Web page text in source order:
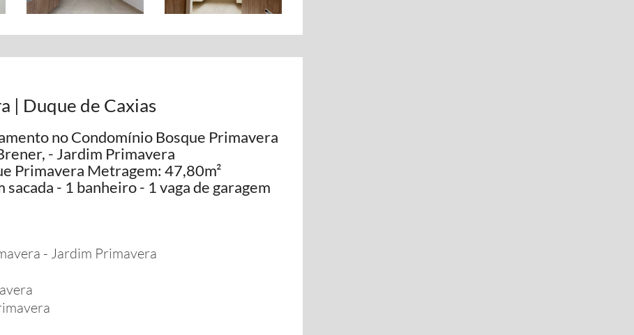
| Duque de Caxias
no Condomínio Bosque Primavera
- Jardim Primavera
Primavera Metragem: 47,80m²
- 1 banheiro - 1 vaga de garagem
- Jardim Primavera